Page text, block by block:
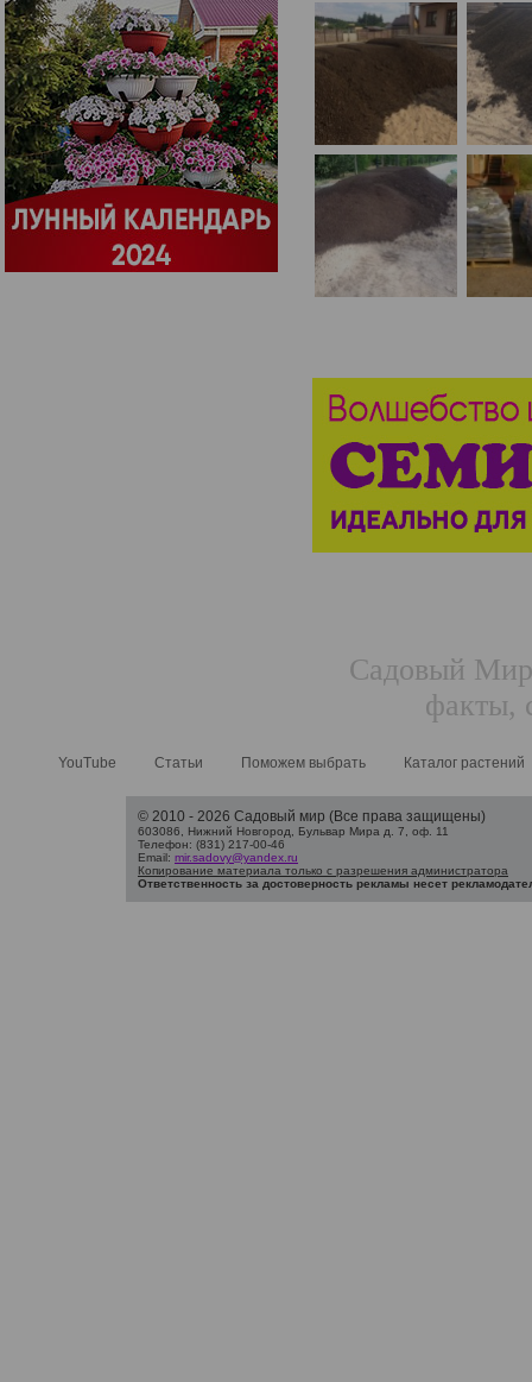
Садовый
факты,
YouTube Статьи Поможем выбрать Каталог растений
© 2010 - 2026 Садовый мир (Все права защищены)
603086, Нижний Новгород, Бульвар Мира д. 7, оф. 11
Телефон: (831) 217-00-46
Email: mir.sadovy@yandex.ru
Копирование материала только с разрешения администратора
Ответственность за достоверность рекламы несет